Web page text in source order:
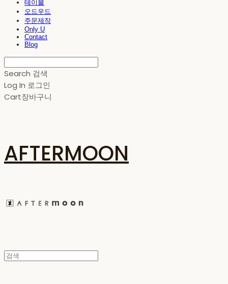
테이블
오드우드
주문제작
Only U
Contact
Blog
Search 검색
Log In 로그인
Cart장바구니
AFTERMOON